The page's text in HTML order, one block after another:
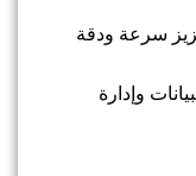
سرعة ودقة
وإدارة